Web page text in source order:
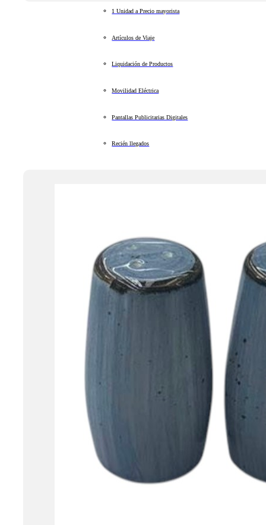
1 Unidad a Precio mayorista
Artículos de Viaje
Liquidación de Productos
Movilidad Eléctrica
Pantallas Publicitarias Digitales
Recién llegados